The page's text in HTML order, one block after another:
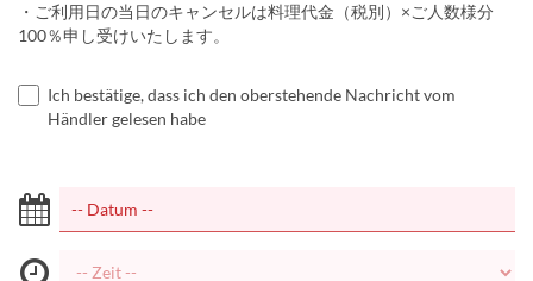
・ご利用日の当日のキャンセルは料理代金（税別）×ご人数様分
100％申し受けいたします。
Ich bestätige, dass ich den oberstehende Nachricht vom
Händler gelesen habe